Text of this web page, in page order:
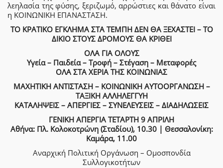
λεηλασία της φύσης, ξεριζωμό, αρρώστιες και θάνατο είναι
η ΚΟΙΝΩΝΙΚΗ ΕΠΑΝΑΣΤΑΣΗ.
ΤΟ ΚΡΑΤΙΚΟ ΕΓΚΛΗΜΑ ΣΤΑ ΤΕΜΠΗ ΔΕΝ ΘΑ ΞΕΧΑΣΤΕΙ – ΤΟ
ΔΙΚΙΟ ΣΤΟΥΣ ΔΡΟΜΟΥΣ ΘΑ ΚΡΙΘΕΙ
ΟΛΑ ΓΙΑ ΟΛΟΥΣ
Υγεία – Παιδεία – Τροφή – Στέγαση – Μεταφορές
ΟΛΑ ΣΤΑ ΧΕΡΙΑ ΤΗΣ ΚΟΙΝΩΝΙΑΣ
ΜΑΧΗΤΙΚΗ ΑΝΤΙΣΤΑΣΗ – ΚΟΙΝΩΝΙΚΗ ΑΥΤΟΟΡΓΑΝΩΣΗ –
ΤΑΞΙΚΗ ΑΛΛΗΛΕΓΓΥΗ
ΚΑΤΑΛΗΨΕΙΣ – ΑΠΕΡΓΙΕΣ – ΣΥΝΕΛΕΥΣΕΙΣ – ΔΙΑΔΗΛΩΣΕΙΣ
ΓΕΝΙΚΗ ΑΠΕΡΓΙΑ ΤΕΤΑΡΤΗ 9 ΑΠΡΙΛΗ
Αθήνα: Πλ. Κολοκοτρώνη (Σταδίου), 10.30 | Θεσσαλονίκη:
Καμάρα, 11.00
Αναρχική Πολιτική Οργάνωση – Ομοσπονδία
Συλλογικοτήτων